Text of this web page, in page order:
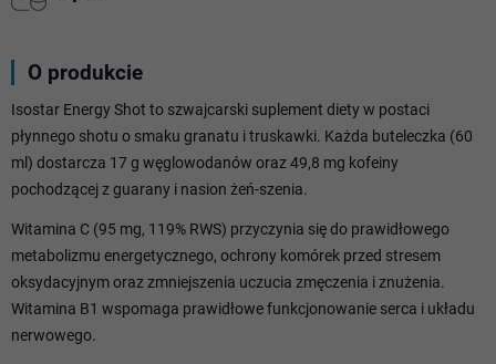
O produkcie
Isostar Energy Shot to szwajcarski suplement diety w postaci
płynnego shotu o smaku granatu i truskawki. Każda buteleczka (60
ml) dostarcza 17 g węglowodanów oraz 49,8 mg kofeiny
pochodzącej z guarany i nasion żeń-szenia.
Witamina C (95 mg, 119% RWS) przyczynia się do prawidłowego
metabolizmu energetycznego, ochrony komórek przed stresem
oksydacyjnym oraz zmniejszenia uczucia zmęczenia i znużenia.
Witamina B1 wspomaga prawidłowe funkcjonowanie serca i układu
nerwowego.